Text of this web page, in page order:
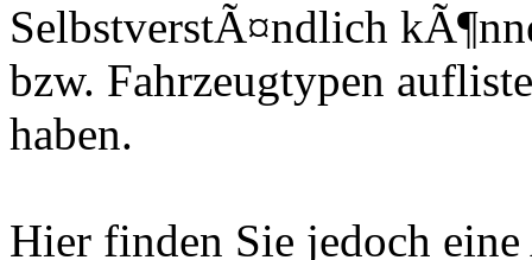
SelbstverstÃ¤ndlich
bzw. Fahrzeugtypen
haben.
Hier finden Sie jedoch